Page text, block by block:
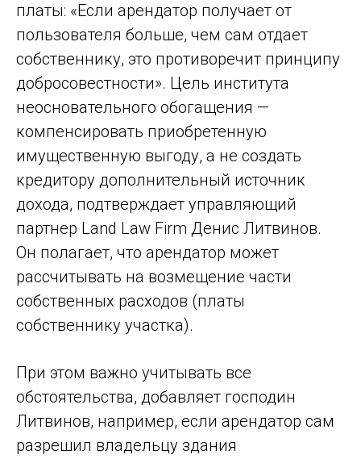
платы: «Если арендатор получает от
пользователя больше, чем сам отдает
собственнику, это противоречит принципу
добросовестности». Цель института
неосновательного обогащения —
компенсировать приобретенную
имущественную выгоду, а не создать
кредитору дополнительный источник
дохода, подтверждает управляющий
партнер Land Law Firm Денис Литвинов.
Он полагает, что арендатор может
рассчитывать на возмещение части
собственных расходов (платы
собственнику участка).
При этом важно учитывать все
обстоятельства, добавляет господин
Литвинов, например, если арендатор сам
разрешил владельцу здания